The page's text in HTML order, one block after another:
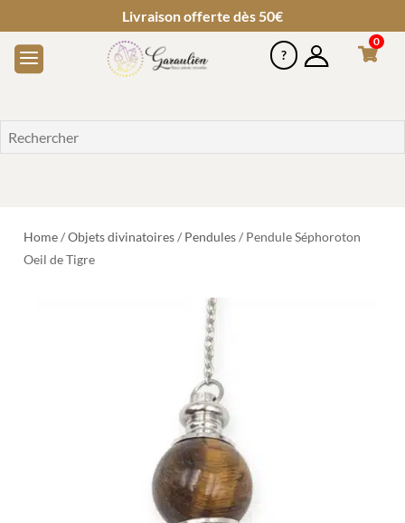
Livraison offerte dès 50€
0
Home/Objets divinatoires/ Pendules/ Pendule Séphoroton
Oeil de Tigre